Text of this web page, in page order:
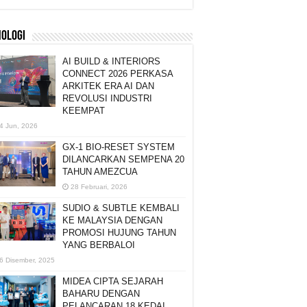
AI BUILD & INTERIORS
CONNECT 2026 PERKASA
ARKITEK ERA AI DAN
REVOLUSI INDUSTRI
KEEMPAT
Jun, 2026
GX-1 BIO-RESET SYSTEM
DILANCARKAN SEMPENA 20
TAHUN AMEZCUA
28 Februari, 2026
SUDIO & SUBTLE KEMBALI
KE MALAYSIA DENGAN
PROMOSI HUJUNG TAHUN
YANG BERBALOI
Disember, 2025
MIDEA CIPTA SEJARAH
BAHARU DENGAN